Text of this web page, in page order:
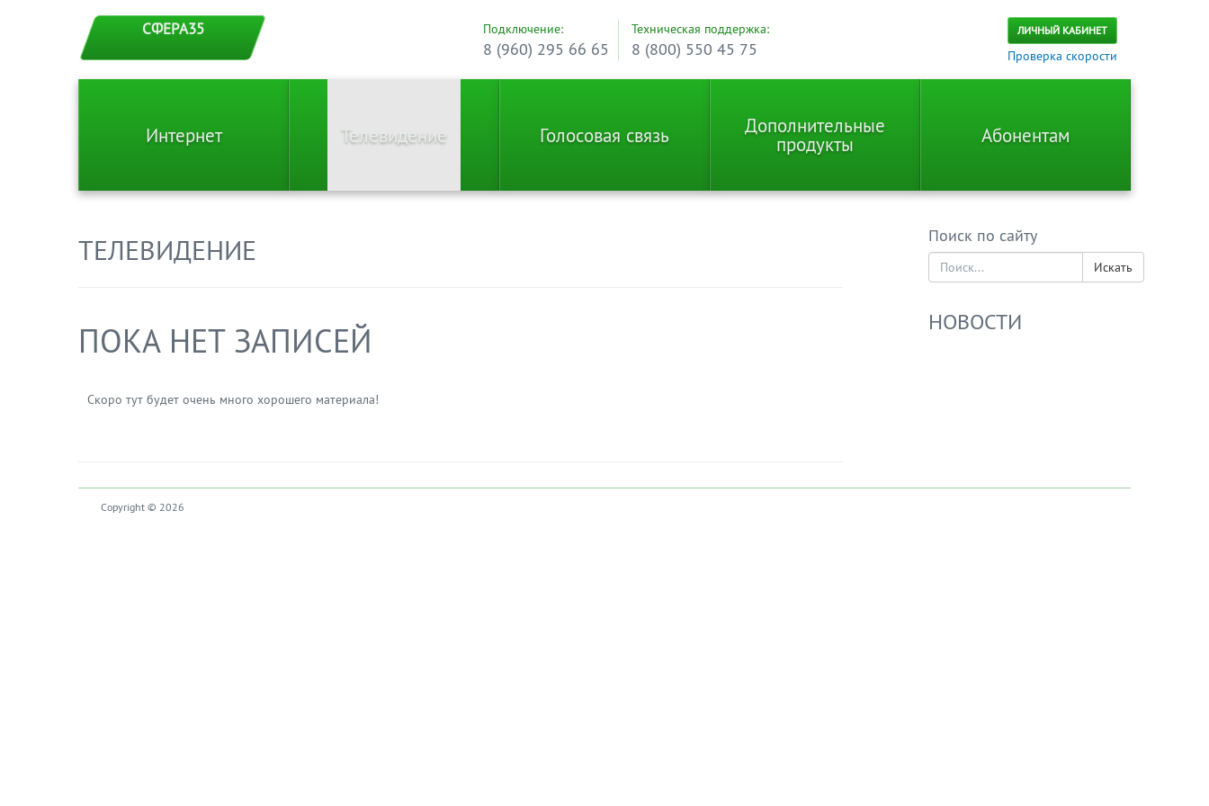
СФЕРА35 Подключение:
8 (960) 295 66 65
Техническая поддержка:
8 (800) 550 45 75
ЛИЧНЫЙ КАБИНЕТ
Проверка скорости
Интернет Телевидение Голосовая связь Дополнительные
продукты Абонентам
ТЕЛЕВИДЕНИЕ
ПОКА НЕТ ЗАПИСЕЙ
Скоро тут будет очень много хорошего материала!
Поиск по сайту
Искать
НОВОСТИ
Copyright © 2026